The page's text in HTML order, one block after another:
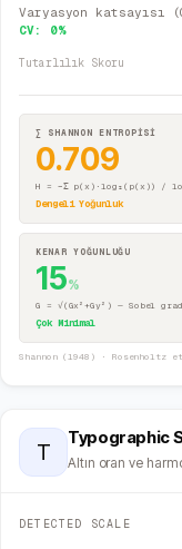
Varyasyon
CV: 0%
Tutarlılık Skoru
∑ SHANNON ENTROPİSİ
0.709
H = −Σ p(x)·log₂(p(x)) /
Dengeli Yoğunluk
KENAR YOĞUNLUĞU
15%
G = √(Gx²+Gy²) — Sobel
Çok Minimal
Shannon (1948) · Rosenholtz
T
Typographic
Altın oran ve
DETECTED SCALE